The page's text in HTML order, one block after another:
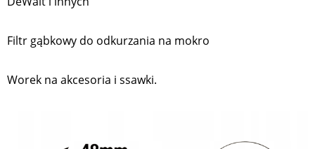
Filtr gąbkowy do odkurzania na mokro
Worek na akcesoria i ssawki.